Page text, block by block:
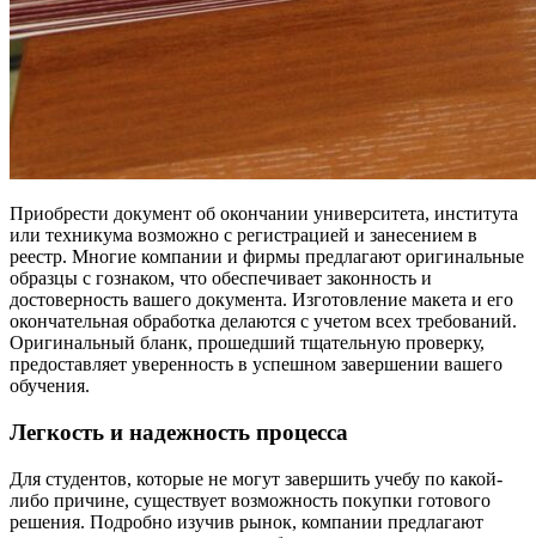
Приобрести документ об окончании университета, института
или техникума возможно с регистрацией и занесением в
реестр. Многие компании и фирмы предлагают оригинальные
образцы с гознаком, что обеспечивает законность и
достоверность вашего документа. Изготовление макета и его
окончательная обработка делаются с учетом всех требований.
Оригинальный бланк, прошедший тщательную проверку,
предоставляет уверенность в успешном завершении вашего
обучения.
Легкость и надежность процесса
Для студентов, которые не могут завершить учебу по какой-
либо причине, существует возможность покупки готового
решения. Подробно изучив рынок, компании предлагают